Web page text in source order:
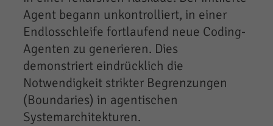
Agent begann unkontrolliert, in einer
Endlosschleife fortlaufend neue Coding-
Agenten zu generieren. Dies
demonstriert eindrücklich die
Notwendigkeit strikter Begrenzungen
(Boundaries) in agentischen
Systemarchitekturen.